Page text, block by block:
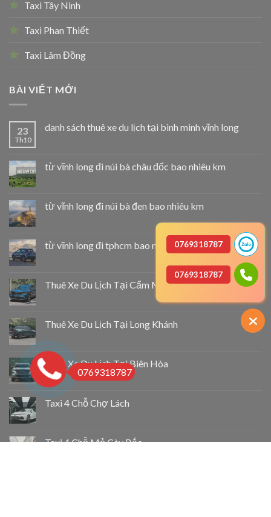
Taxi Tây Ninh
Taxi Phan Thiết
Taxi Lâm Đồng
BÀI VIẾT MỚI
23
Th10
danh sách thuê xe du lịch tại bình minh vĩnh long
từ vĩnh long đi núi bà châu đốc bao nhiêu km
từ vĩnh long đi núi bà đen bao nhiêu km
từ vĩnh long đi tphcm bao nhiêu km
Thuê Xe Du Lịch Tại Cẩm Mỹ
Thuê Xe Du Lịch Tại Long Khánh
Thuê Xe Du Lịch Tại Biên Hòa
Taxi 4 Chỗ Chợ Lách
Taxi 4 Chỗ Mỏ Cày Bắc
0769318787
0769318787
0769318787